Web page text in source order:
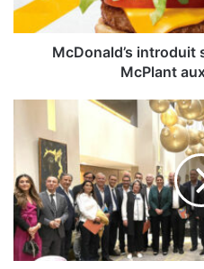
États-
Unis
McDonald’s introduit
McPlant
Marrakech-
la
réunion
du
comité
exécutif